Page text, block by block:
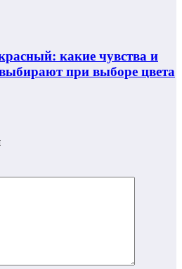
какие чувства и
при выборе цвета